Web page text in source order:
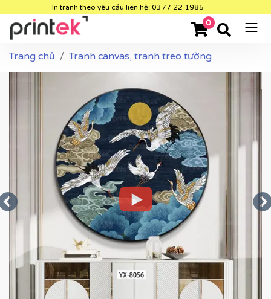
In tranh theo yêu cầu liên hệ: 0377 22 1985
0
Trang chủ Tranh canvas, tranh treo tường